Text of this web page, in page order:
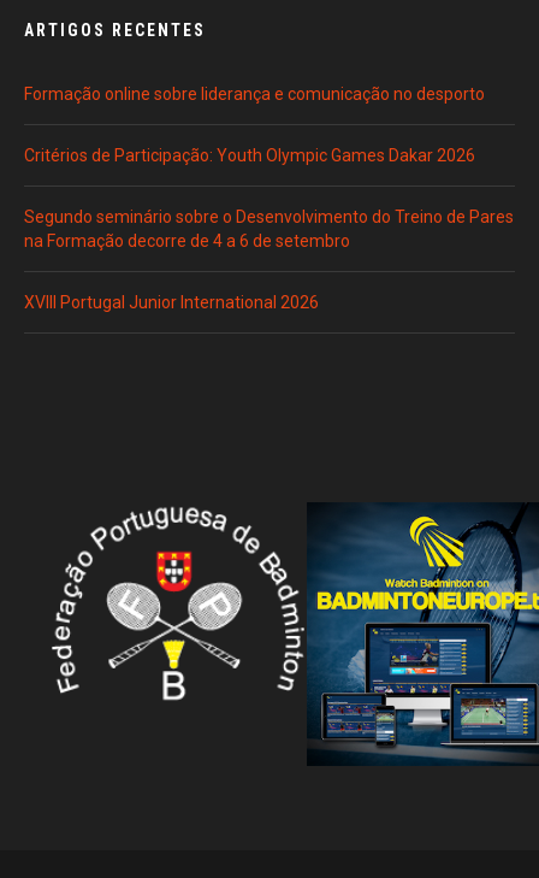
ARTIGOS RECENTES
Formação online sobre liderança e comunicação no desporto
Critérios de Participação: Youth Olympic Games Dakar 2026
Segundo seminário sobre o Desenvolvimento do Treino de Pares
na Formação decorre de 4 a 6 de setembro
XVIII Portugal Junior International 2026